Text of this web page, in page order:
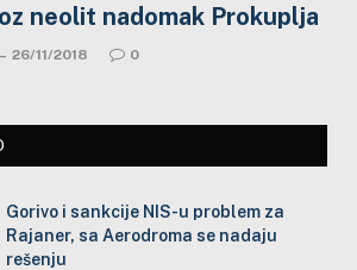
neolit nadomak Prokuplja
26/11/2018 0
Gorivo i sankcije NIS-u problem za
Rajaner, sa Aerodroma se nadaju
rešenju